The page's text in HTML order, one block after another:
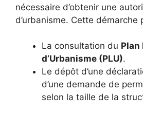
nécessaire d’obtenir une
d’urbanisme. Cette démarche
La consultation du Plan
d’Urbanisme (PLU).
Le dépôt d’une
d’une demande de
selon la taille de la